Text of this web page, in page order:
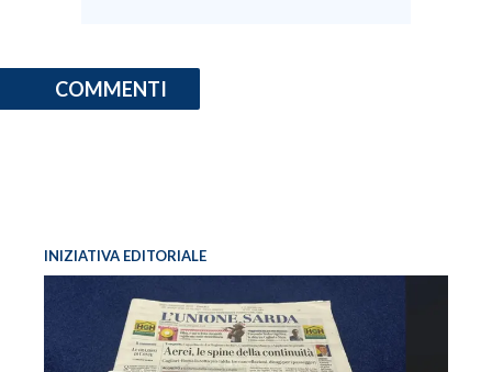
COMMENTI
INIZIATIVA EDITORIALE